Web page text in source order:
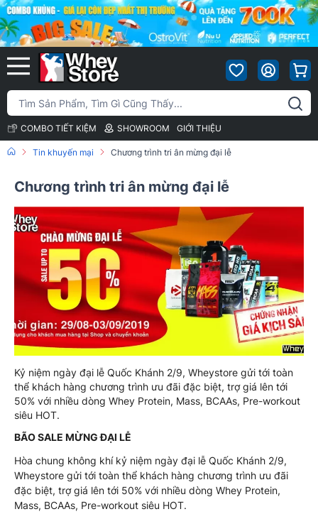
COMBO TIẾT KIỆM SHOWROOM GIỚI THIỆU
Tin khuyến mại Chương trình tri ân mừng đại lễ
Chương trình tri ân mừng đại lễ
Kỷ niệm ngày đại lễ Quốc Khánh 2/9, Wheystore gửi tới toàn
thể khách hàng chương trình ưu đãi đặc biệt, trợ giá lên tới
50% với nhiều dòng Whey Protein, Mass, BCAAs, Pre-workout
siêu HOT.
BÃO SALE MỪNG ĐẠI LỄ
Hòa chung không khí kỷ niệm ngày đại lễ Quốc Khánh 2/9,
Wheystore gửi tới toàn thể khách hàng chương trình ưu đãi
đặc biệt, trợ giá lên tới 50% với nhiều dòng Whey Protein,
Mass, BCAAs, Pre-workout siêu HOT.